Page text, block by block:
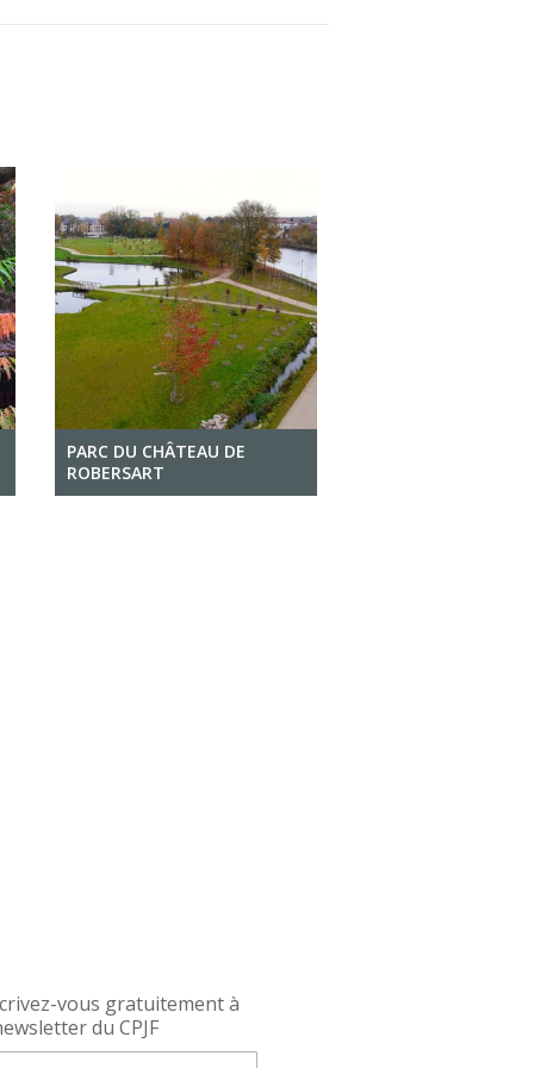
PARC DU CHÂTEAU DE
ROBERSART
vous gratuitement à
du CPJF